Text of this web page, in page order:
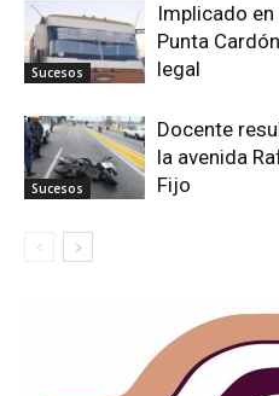
Sucesos
Implicado
Punta
legal
Sucesos
Docente
la avenida
Fijo